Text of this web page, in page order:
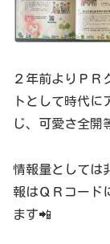
２年前よりＰＲ
トとして時代
じ、可愛さ全開
情報量としては
報はＱＲコード
ます📲